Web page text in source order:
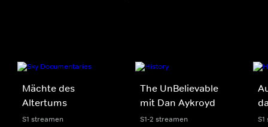
Mächte des
Altertums
S1 streamen
The UnBelievable
mit Dan Aykroyd
S1-2 streamen